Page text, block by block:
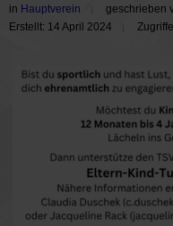
in Hauptverein
geschrieben
Erstellt: 14 April 2024